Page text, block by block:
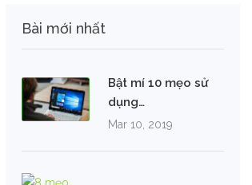
Bài mới nhất
Bật mí 10 mẹo sử
dụng…
Mar 10, 2019